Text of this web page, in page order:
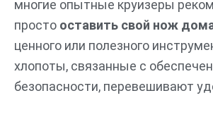
многие опытные круизеры
просто оставить свой нож
ценного или полезного
хлопоты, связанные с
безопасности, перевешивают